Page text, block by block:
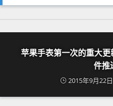
苹果手表第一次的重大
件推
2015年9月22日